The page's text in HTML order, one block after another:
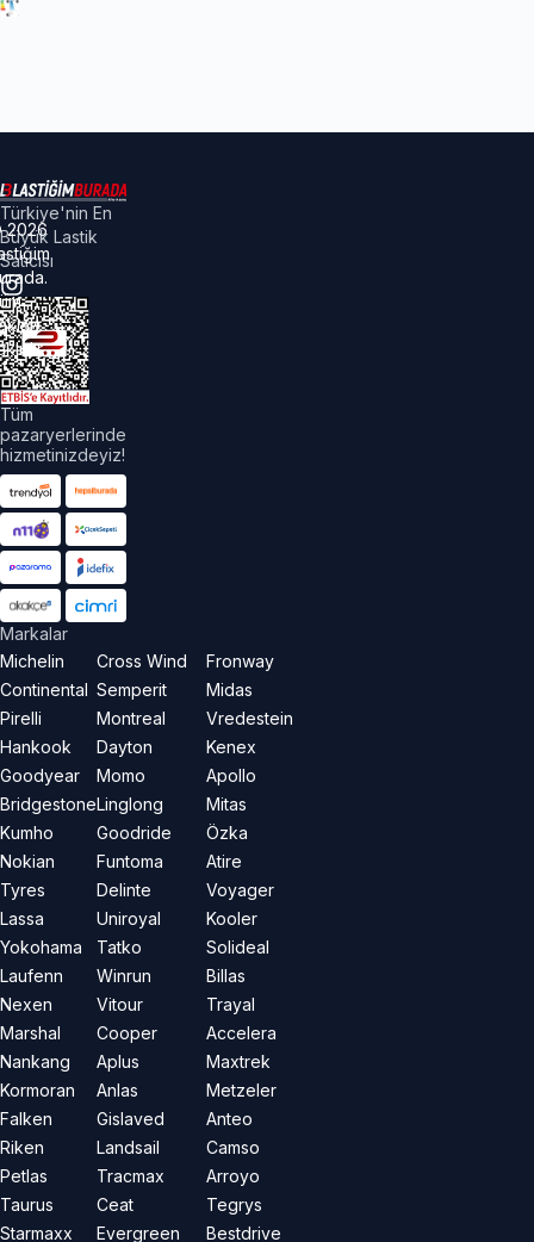
Türkiye'nin En
Büyük Lastik
Satıcısı
Tüm
pazaryerlerinde
hizmetinizdeyiz!
Markalar
Michelin
Continental
Pirelli
Hankook
Goodyear
Bridgestone
Kumho
Nokian
Tyres
Lassa
Yokohama
Laufenn
Nexen
Marshal
Nankang
Kormoran
Falken
Riken
Petlas
Taurus
Starmaxx
Cross Wind
Semperit
Montreal
Dayton
Momo
Linglong
Goodride
Funtoma
Delinte
Uniroyal
Tatko
Winrun
Vitour
Cooper
Aplus
Anlas
Gislaved
Landsail
Tracmax
Ceat
Evergreen
Fronway
Midas
Vredestein
Kenex
Apollo
Mitas
Özka
Atire
Voyager
Kooler
Solideal
Billas
Trayal
Accelera
Maxtrek
Metzeler
Anteo
Camso
Arroyo
Tegrys
Bestdrive
2026